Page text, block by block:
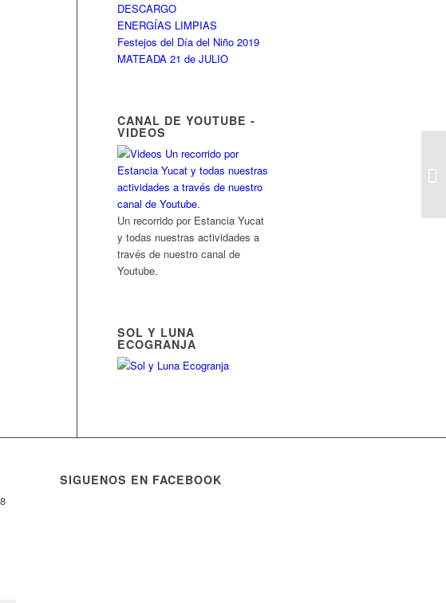
DESCARGO
ENERGÍAS LIMPIAS
Festejos del Día del Niño 2019
MATEADA 21 de JULIO
CANAL DE YOUTUBE -
VIDEOS
Un recorrido por Estancia Yucat
y todas nuestras actividades a
través de nuestro canal de
Youtube.
SOL Y LUNA
ECOGRANJA
SIGUENOS EN FACEBOOK